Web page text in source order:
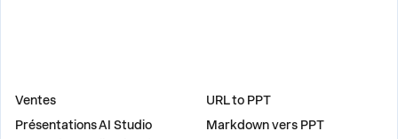
Ventes
Présentations AI Studio
URL to PPT
Markdown vers PPT